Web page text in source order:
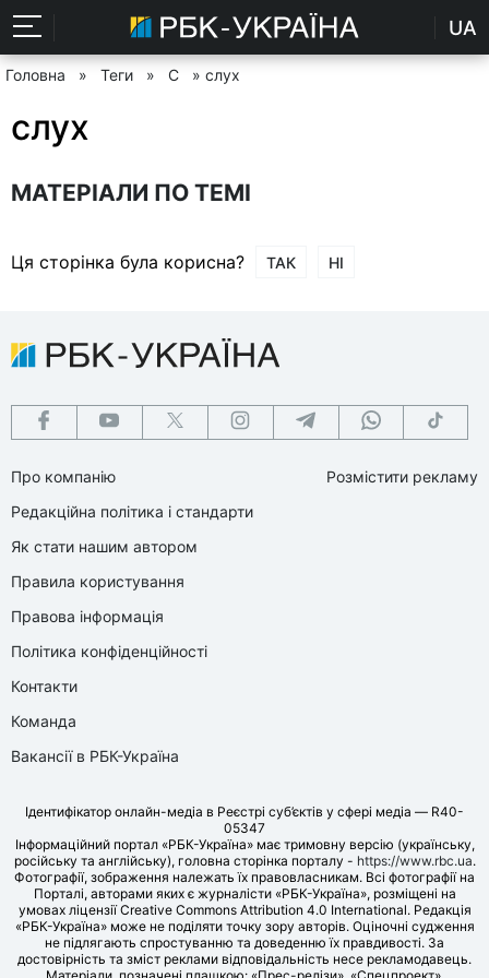
UA
Головна » Теги » С » слух
слух
МАТЕРІАЛИ ПО ТЕМІ
Ця сторінка була корисна? ТАК НІ
Про компанію
Редакційна політика і стандарти
Як стати нашим автором
Правила користування
Правова інформація
Політика конфіденційності
Контакти
Команда
Вакансії в РБК-Україна
Розмістити рекламу
Ідентифікатор онлайн-медіа в Реєстрі суб’єктів у сфері медіа — R40-
05347
Інформаційний портал «РБК-Україна» має тримовну версію (українську,
російську та англійську), головна сторінка порталу - https://www.rbc.ua.
Фотографії, зображення належать їх правовласникам. Всі фотографії на
Порталі, авторами яких є журналісти «РБК-Україна», розміщені на
умовах ліцензії Creative Commons Attribution 4.0 International. Редакція
«РБК-Україна» може не поділяти точку зору авторів. Оціночні судження
не підлягають спростуванню та доведенню їх правдивості. За
достовірність та зміст реклами відповідальність несе рекламодавець.